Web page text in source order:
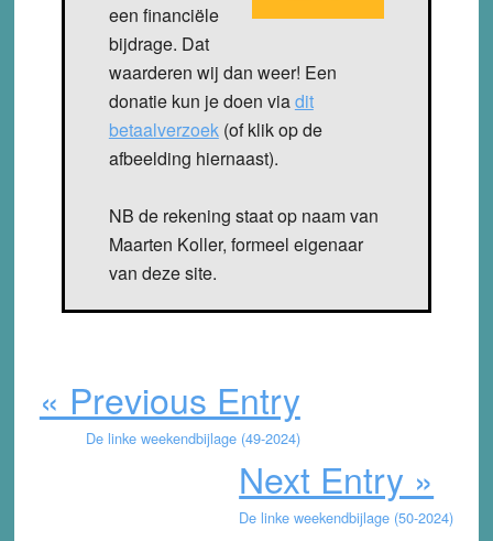
een financiële
bijdrage. Dat
waarderen wij dan weer! Een
donatie kun je doen viadit
betaalverzoek(of klik op de
afbeelding hiernaast).
NB de rekening staat op naam van
Maarten Koller, formeel eigenaar
van deze site.
« Previous Entry
De linke weekendbijlage (49-2024)
Next Entry »
De linke weekendbijlage (50-2024)